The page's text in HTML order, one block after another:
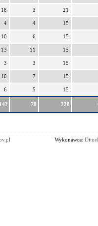
18 3 21
4 4 15
10 6 15
13 11 15
3 3 15
10 7 15
6 5 15
143 78 228
Wykonawca: